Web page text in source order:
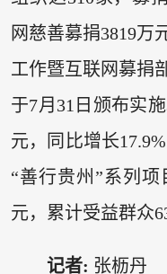
网慈善募捐3819万
工作暨互联网募捐
于7月31日颁布实
元，同比增长
“善行贵州”系列项
元，累计受益群众
记者: 张枥丹